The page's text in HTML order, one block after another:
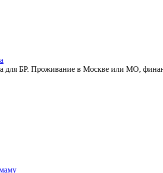
для БР. Проживание в Москве или МО,